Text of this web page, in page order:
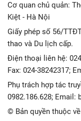
Cơ quan chủ quản:
Kiệt - Hà Nội
Giấy phép số 56/
thao và Du lịch cấp.
Điện thoại liên hệ:
Fax: 024-38242317;
Phụ trách hợp tác
0982.186.628; Email:
© Bản quyền thuộc